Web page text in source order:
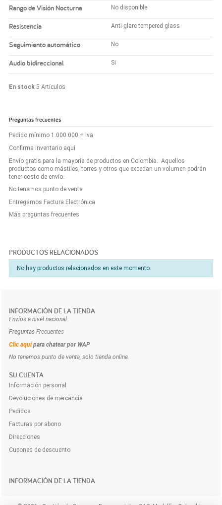
Rango de Visión Nocturna No disponible
Resistencia Anti-glare tempered glass
Seguimiento automático No
Audio bidireccional Si
En stock 5 Artículos
Preguntas frecuentes
Pedido mínimo 1.000.000 + iva
Confirma inventario aquí
Envío gratis para la mayoría de productos en Colombia. Aquellos
productos como mástiles, torres y otros que excedan un volumen podrán
tener costo de envío.
No tenemos punto de venta
Entregamos Factura Electrónica
Más preguntas frecuentes
PRODUCTOS RELACIONADOS
No hay productos relacionados en este momento.
INFORMACIÓN DE LA TIENDA
Envíos a nivel nacional.
Preguntas Frecuentes
Clic aquí para chatear por WAP
No tenemos punto de venta, solo tienda online.
INFORMACIÓN DE LA TIENDA
SU CUENTA
Información personal
Devoluciones de mercancía
Pedidos
Facturas por abono
Direcciones
Cupones de descuento